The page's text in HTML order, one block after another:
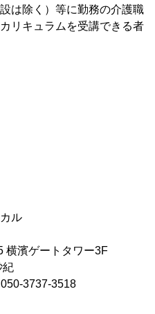
は除く）等に勤務の介護職
リキュラムを受講できる者
ル
横濱ゲートタワー3F
紀
3737-3518